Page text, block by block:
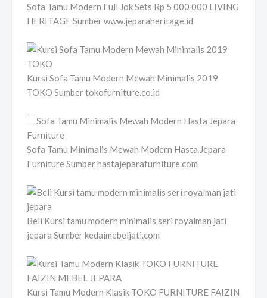
Sofa Tamu Modern Full Jok Sets Rp 5 000 000 LIVING
HERITAGE Sumber www.jeparaheritage.id
Kursi Sofa Tamu Modern Mewah Minimalis 2019
TOKO Sumber tokofurniture.co.id
Sofa Tamu Minimalis Mewah Modern Hasta Jepara
Furniture Sumber hastajeparafurniture.com
Beli Kursi tamu modern minimalis seri royalman jati
jepara Sumber kedaimebeljati.com
Kursi Tamu Modern Klasik TOKO FURNITURE FAIZIN